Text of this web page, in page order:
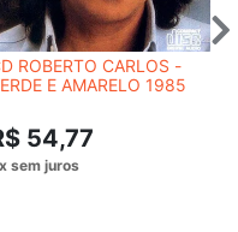
ROBERTO CARLOS -
E AMARELO 1985
54,77